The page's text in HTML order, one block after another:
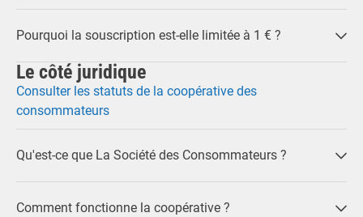
Pourquoi la souscription est-elle limitée à 1 € ?
Le côté juridique
Consulter les statuts de la coopérative des
consommateurs
Qu'est-ce que La Société des Consommateurs ?
Comment fonctionne la coopérative ?